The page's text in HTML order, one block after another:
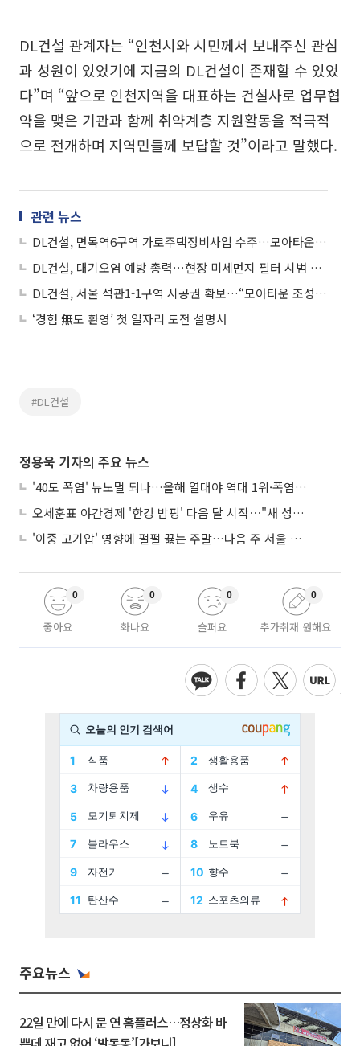
DL건설 관계자는 “인천시와 시민께서 보내주신 관심
과 성원이 있었기에 지금의 DL건설이 존재할 수 있었
다”며 “앞으로 인천지역을 대표하는 건설사로 업무협
약을 맺은 기관과 함께 취약계층 지원활동을 적극적
으로 전개하며 지역민들께 보답할 것”이라고 말했다.
관련 뉴스
DL건설, 면목역6구역 가로주택정비사업 수주…모아타운 조성 ‘속도’
DL건설, 대기오염 예방 총력…현장 미세먼지 필터 시범 적용
DL건설, 서울 석관1-1구역 시공권 확보…“모아타운 조성 최선”
‘경험 無도 환영’ 첫 일자리 도전 설명서
#DL건설
정용욱 기자의 주요 뉴스
'40도 폭염' 뉴노멀 되나…올해 열대야 역대 1위·폭염일수 평년 3배 넘어
오세훈표 야간경제 '한강 밤핑' 다음 달 시작⋯"새 성장동력 만들 것"
'이중 고기압' 영향에 펄펄 끓는 주말…다음 주 서울 포함 서쪽이 더 덥다
좋아요
0
화나요
0
슬퍼요
0
추가취재 원해요
0
주요뉴스
22일 만에 다시 문 연 홈플러스…정상화 바